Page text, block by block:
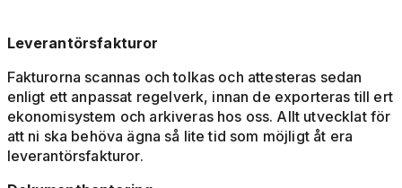
Leverantörsfakturor
Fakturorna scannas och tolkas och attesteras sedan
enligt ett anpassat regelverk, innan de exporteras till ert
ekonomisystem och arkiveras hos oss. Allt utvecklat för
att ni ska behöva ägna så lite tid som möjligt åt era
leverantörsfakturor.